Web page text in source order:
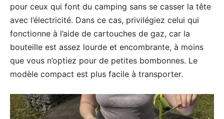
pour ceux qui font du camping sans se casser la tête
avec l’électricité. Dans ce cas, privilégiez celui qui
fonctionne à l’aide de cartouches de gaz, car la
bouteille est assez lourde et encombrante, à moins
que vous n’optiez pour de petites bombonnes. Le
modèle compact est plus facile à transporter.